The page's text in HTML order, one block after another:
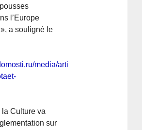
l’Europe
a souligné le
media/articles/2026/06/25/
la Culture va
sur